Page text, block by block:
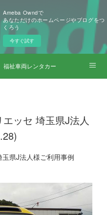
Ameba Owndで
あなただけのホームページやブログをつ
くろう
今すぐ試す
ンタカー
福祉車両レンタカー
ッセ 埼玉県J法人
県J法人様ご利用事例